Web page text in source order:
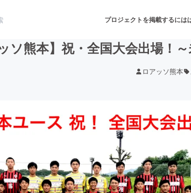
プロジェクトを掲載するには
音楽
ゲーム・サービス開発
書籍・雑誌出版
ソ熊本】祝・全国大会出場！
ロアッソ熊本